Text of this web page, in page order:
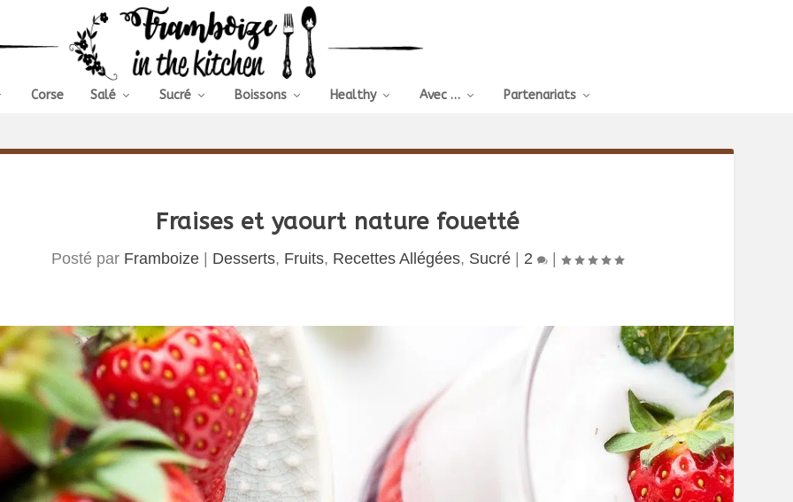
Corse Salé Sucré Boissons Healthy Avec … Partenariats
Fraises et yaourt nature fouetté
Posté par Framboize Desserts, Fruits, Recettes Allégées, Sucré 2 |